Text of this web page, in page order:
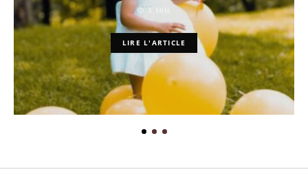
3 MIN
LIRE L'ARTICLE